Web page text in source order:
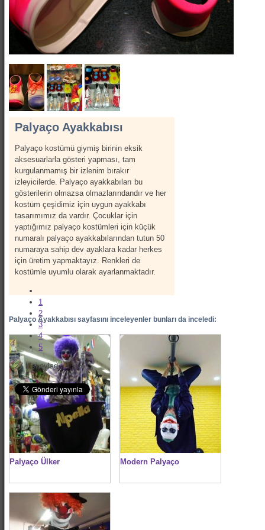
Show Kostümleri
Canlı Heykel Kostümleri
Kanatlar
Hizmetlerimiz
İletişim
Hakkımızda
Palyaço Ayakkabısı
Palyaço kostümü giymiş birinin eksik
aksesuarlarla gösteri yapması, tam
kurgulanmamış bir izlenim bırakır
izleyicilerde. Palyaço ayakkabıları bu
gösterilerin olmazsa olmazlarındandır ve her
kostüm çeşidimiz için uygun ayakkabı
tasarımımız da vardır. Çocuklar için
yaptığımız palyaço kostümleri için küçük
numaralı palyaço ayakkabılarından tutun 50
numaraya sahip dev ayaklara kadar herkes
için üretim yapmaktayız. Renkleri de
kostümle uyumlu olarak ayarlanmaktadır.
1
2
3
4
5
27kişi oyladı (4.5 /5)
Palyaço Ayakkabısı sayfasını inceleyenler bunları da inceledi:
Palyaço Ülker Modern Palyaço